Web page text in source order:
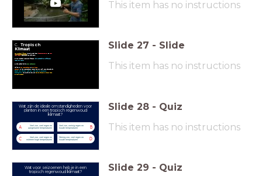
This item has no instructions
C.Tropisch
Klimaat
Het tropisch klimaatkenmerkt zich doorhogetemperaturenenzeer
veel regen,gedurende het hele jaar.
In een tropisch regenwoud klimaatvalt gemiddeld60 millimeter
regen permaand.
In dit gebied heb jegeen seizoenen.
Wel is ereen regenseizoen eneen droog
seizoen. In het regenseizoen regenthet erg veel. Deze situatie is
ideaal voor planten; veel zon, veel regen enaangename
temperaturen. Het gevolg is dan ookdat de planten en bomenhoog
en snel groeien.
Slide 27 - Slide
This item has no instructions
Wat zijn de ideale omstandigheden voor
planten in een tropisch regenwoud
klimaat?
A
Veel zon, veel regen en
aangename temperaturen
B
Veel zon, weinig regen en
koude temperaturen
C
Veel zon, veel regen en
extreem hoge temperaturen
D
Weinig zon, veel regen en
koude temperaturen
Slide 28 - Quiz
This item has no instructions
Wat voor seizoenen heb je in een
tropisch regenwoud klimaat?
Slide 29 - Quiz